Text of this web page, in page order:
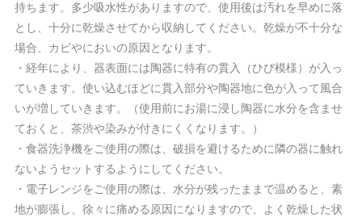
持ちます。多少吸水性がありますので、使用後は汚れを早めに落
とし、十分に乾燥させてから収納してください。乾燥が不十分な
場合、カビやにおいの原因となります。
・経年により、器表面には陶器に特有の貫入（ひび模様）が入っ
ていきます。使い込むほどに貫入部分や陶器地に色が入って風合
いが増していきます。（使用前にお湯に浸し陶器に水分を含ませ
ておくと、茶渋や染みが付きにくくなります。）
・食器洗浄機をご使用の際は、破損を避けるために隣の器に触れ
ないようセットするようにしてください。
・電子レンジをご使用の際は、水分が残ったままで温めると、素
地が膨張し、徐々に痛める原因になりますので、よく乾燥した状